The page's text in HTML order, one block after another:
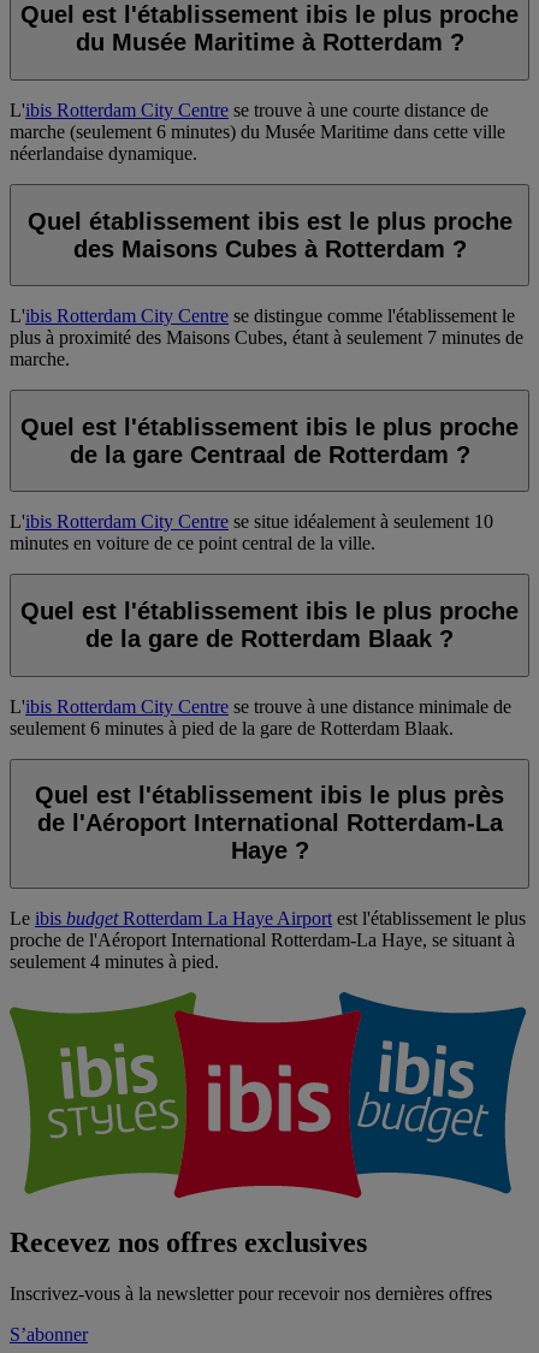
Quel est l'établissement ibis le plus proche
du Musée Maritime à Rotterdam ?
L'ibis Rotterdam City Centre se trouve à une courte distance de
marche (seulement 6 minutes) du Musée Maritime dans cette ville
néerlandaise dynamique.
Quel établissement ibis est le plus proche
des Maisons Cubes à Rotterdam ?
L'ibis Rotterdam City Centre se distingue comme l'établissement le
plus à proximité des Maisons Cubes, étant à seulement 7 minutes de
marche.
Quel est l'établissement ibis le plus proche
de la gare Centraal de Rotterdam ?
L'ibis Rotterdam City Centre se situe idéalement à seulement 10
minutes en voiture de ce point central de la ville.
Quel est l'établissement ibis le plus proche
de la gare de Rotterdam Blaak ?
L'ibis Rotterdam City Centre se trouve à une distance minimale de
seulement 6 minutes à pied de la gare de Rotterdam Blaak.
Quel est l'établissement ibis le plus près
de l'Aéroport International Rotterdam-La
Haye ?
Le ibis budgetRotterdam La Haye Airport est l'établissement le plus
proche de l'Aéroport International Rotterdam-La Haye, se situant à
seulement 4 minutes à pied.
Recevez nos offres exclusives
Inscrivez-vous à la newsletter pour recevoir nos dernières offres
S’abonner